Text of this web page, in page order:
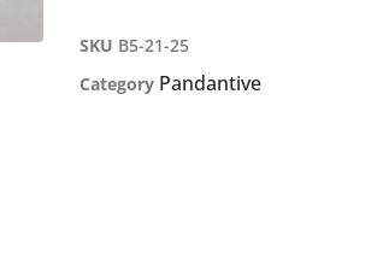
SKU B5-21-25
Category Pandantive